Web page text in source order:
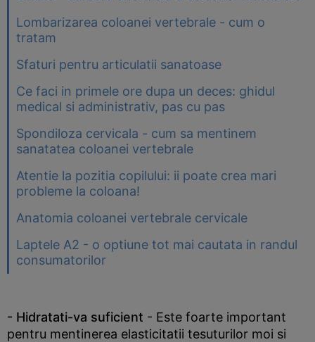
Lombarizarea coloanei vertebrale - cum o
tratam
Sfaturi pentru articulatii sanatoase
Ce faci in primele ore dupa un deces: ghidul
medical si administrativ, pas cu pas
Spondiloza cervicala - cum sa mentinem
sanatatea coloanei vertebrale
Atentie la pozitia copilului: ii poate crea mari
probleme la coloana!
Anatomia coloanei vertebrale cervicale
Laptele A2 - o optiune tot mai cautata in randul
consumatorilor
- Hidratati-va suficient - Este foarte important
pentru mentinerea elasticitatii tesuturilor moi si